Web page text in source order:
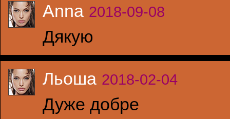
Anna 2018-09-08
Дякую
Льоша 2018-02-04
Дуже добре